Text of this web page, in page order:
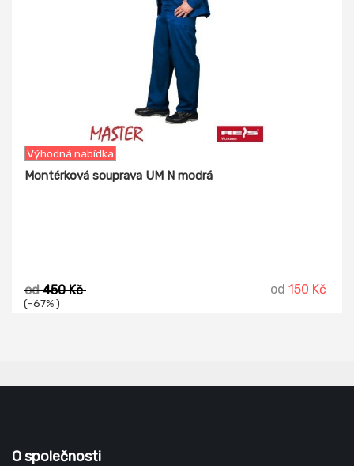
Výhodná nabídka
Montérková souprava UM N modrá
od450 Kč
(-67% )
od 150 Kč
O společnosti